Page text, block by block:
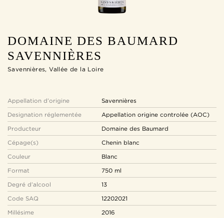
DOMAINE DES BAUMARD
SAVENNIÈRES
Savennières, Vallée de la Loire
Appellation d’origine Savennières
Designation réglementée Appellation origine controlée (AOC)
Producteur Domaine des Baumard
Cépage(s) Chenin blanc
Couleur Blanc
Format 750 ml
Degré d’alcool 13
Code SAQ 12202021
Millésime 2016